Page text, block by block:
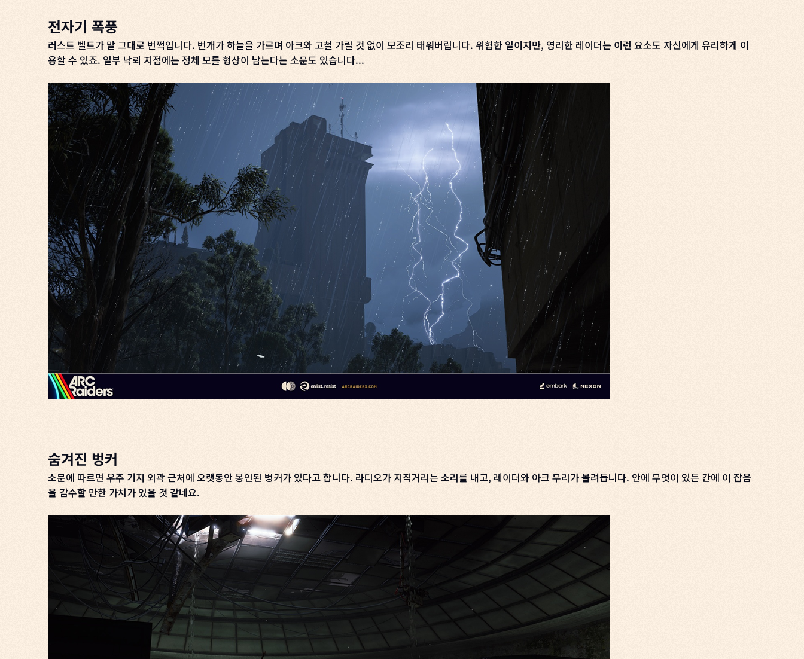
전자기 폭풍
러스트 벨트가 말 그대로 번쩍입니다. 번개가 하늘을 가르며 아크와 고철 가릴 것 없이 모조리 태워버립니다. 위험한 일이지만, 영리한 레이더는 이런 요소도 자신에게 유리하게 이
용할 수 있죠. 일부 낙뢰 지점에는 정체 모를 형상이 남는다는 소문도 있습니다...
숨겨진 벙커
소문에 따르면 우주 기지 외곽 근처에 오랫동안 봉인된 벙커가 있다고 합니다. 라디오가 지직거리는 소리를 내고, 레이더와 아크 무리가 몰려듭니다. 안에 무엇이 있든 간에 이 잡음
을 감수할 만한 가치가 있을 것 같네요.